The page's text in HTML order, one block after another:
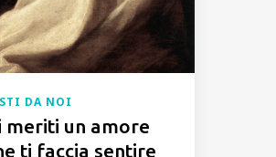
DA NOI
meriti un amore
ti faccia sentire